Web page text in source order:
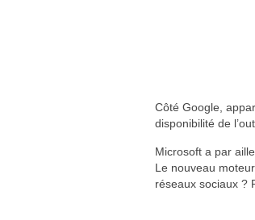
Côté Google,
disponibilité de
Microsoft a par
Le nouveau
réseaux sociaux ?